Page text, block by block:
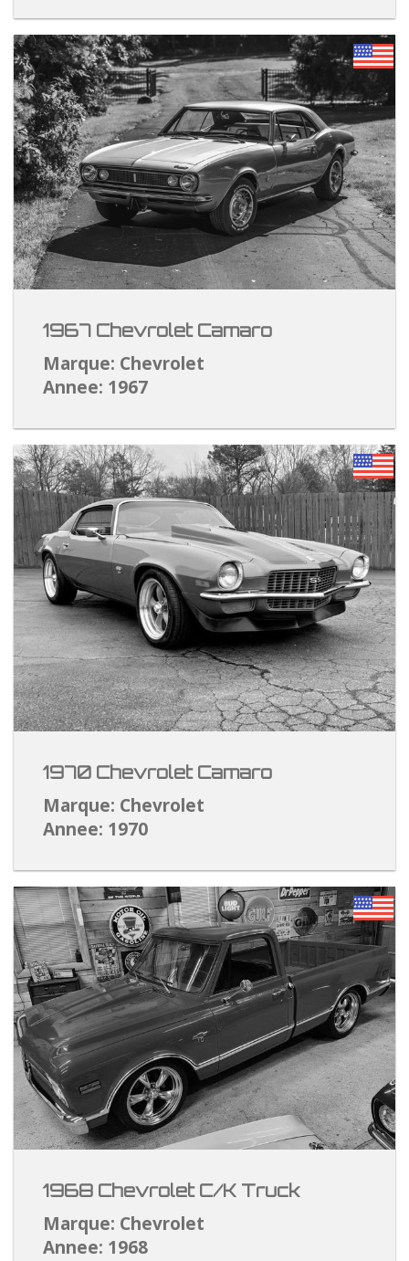
1967 Chevrolet Camaro
Marque: Chevrolet
Annee: 1967
1970 Chevrolet Camaro
Marque: Chevrolet
Annee: 1970
1968 Chevrolet C/K Truck
Marque: Chevrolet
Annee: 1968